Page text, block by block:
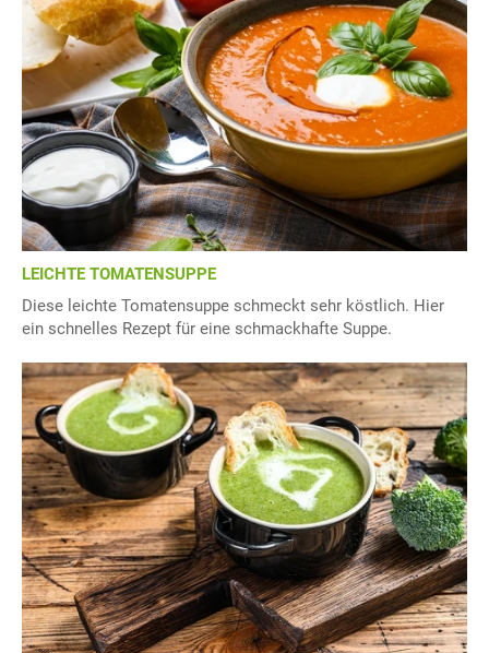
LEICHTE TOMATENSUPPE
Diese leichte Tomatensuppe schmeckt sehr köstlich. Hier
ein schnelles Rezept für eine schmackhafte Suppe.